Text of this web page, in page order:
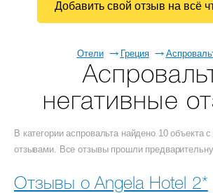
Отели Греция
негативные
В категории аспровальта найдено 10 объекта
отзывами. Все отзывы прошли
Отзывы о Angela Hotel 2*
Добавить свой отзыв на всё